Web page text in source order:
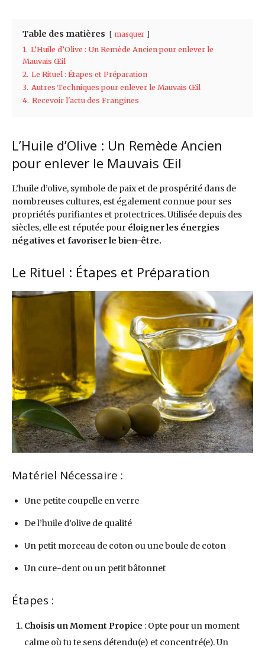
Table des matières masquer
1. L’Huile d’Olive : Un Remède Ancien pour enlever le
Mauvais Œil
2. Le Rituel : Étapes et Préparation
3. Autres Techniques pour enlever le Mauvais Œil
4. Recevoir l'actu des Frangines
L’Huile d’Olive : Un Remède Ancien
pour enlever le Mauvais Œil
L’huile d’olive, symbole de paix et de prospérité dans de
nombreuses cultures, est également connue pour ses
propriétés purifiantes et protectrices. Utilisée depuis des
siècles, elle est réputée pour éloigner les énergies
négatives et favoriser le bien-être.
Le Rituel : Étapes et Préparation
Matériel Nécessaire :
Une petite coupelle en verre
De l’huile d’olive de qualité
Un petit morceau de coton ou une boule de coton
Un cure-dent ou un petit bâtonnet
Étapes :
Choisis un Moment Propice : Opte pour un moment
calme où tu te sens détendu(e) et concentré(e). Un